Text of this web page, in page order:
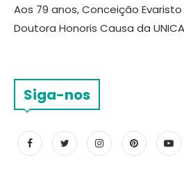
Aos 79 anos, Conceição
Doutora Honoris Causa da
Siga-nos